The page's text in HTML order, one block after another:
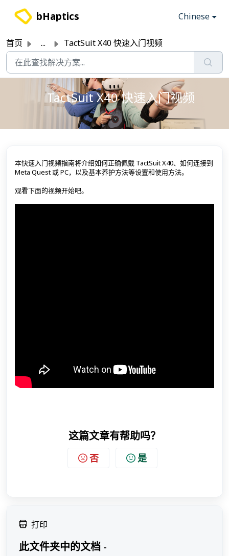
bHaptics Chinese
首页 ... TactSuit X40 快速入门视频
TactSuit X40 快速入门视频
本快速入门视频指南将介绍如何正确佩戴 TactSuit X40、如何连接到
Meta Quest 或 PC，以及基本养护方法等设置和使用方法。
观看下面的视频开始吧。
这篇文章有帮助吗？
否 是
打印
此文件夹中的文档 -